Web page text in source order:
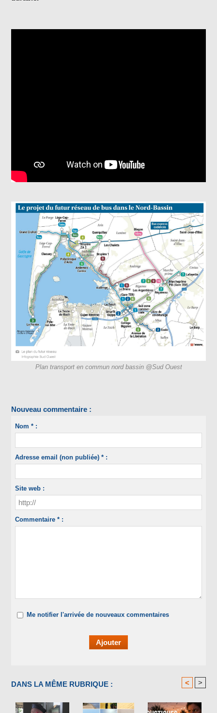
Plan transport en commun nord bassin @Sud Ouest
Nouveau commentaire :
Nom * :
Adresse email (non publiée) * :
Site web :
Commentaire * :
Me notifier l'arrivée de nouveaux commentaires
DANS LA MÊME RUBRIQUE : < >